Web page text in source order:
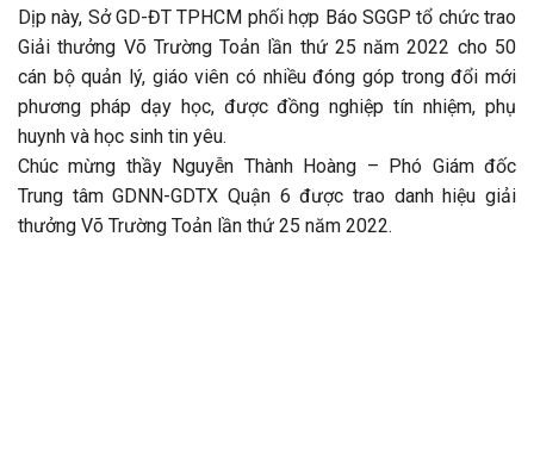
Dịp này, Sở GD-ĐT TPHCM phối hợp Báo SGGP tổ chức trao
Giải thưởng Võ Trường Toản lần thứ 25 năm 2022 cho 50
cán bộ quản lý, giáo viên có nhiều đóng góp trong đổi mới
phương pháp dạy học, được đồng nghiệp tín nhiệm, phụ
huynh và học sinh tin yêu.
Chúc mừng thầy Nguyễn Thành Hoàng – Phó Giám đốc
Trung tâm GDNN-GDTX Quận 6 được trao danh hiệu giải
thưởng Võ Trường Toản lần thứ 25 năm 2022.